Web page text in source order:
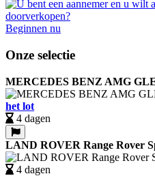
Beginnen nu
Onze selectie
MERCEDES BENZ AMG
het lot
4 dagen
LAND ROVER Range Rover
4 dagen